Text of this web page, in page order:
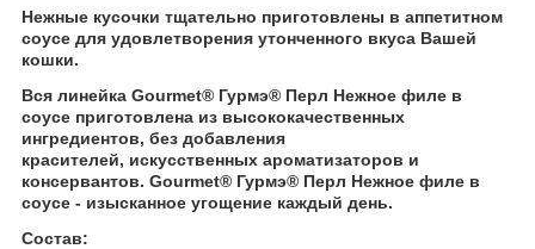
Нежные кусочки тщательно приготовлены в аппетитном
соусе для удовлетворения утонченного вкуса Вашей
кошки.
Вся линейка Gourmet® Гурмэ® Перл Нежное филе в
соусе приготовлена из высококачественных
ингредиентов, без добавления
красителей, искусственных ароматизаторов и
консервантов. Gourmet® Гурмэ® Перл Нежное филе в
соусе - изысканное угощение каждый день.
Состав: